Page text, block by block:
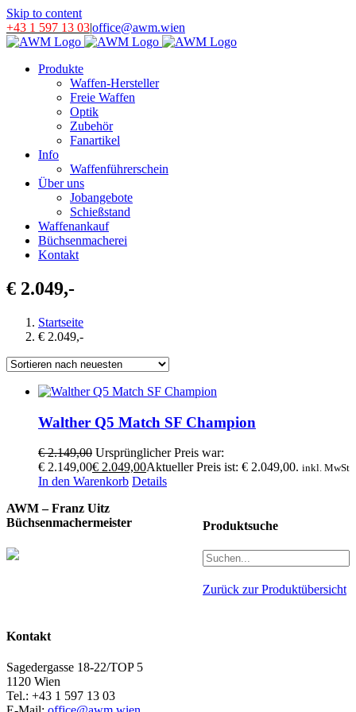
Skip to content
+43 1 597 13 03|office@awm.wien
Produkte
Waffen-Hersteller
Freie Waffen
Optik
Zubehör
Fanartikel
Info
Waffenführerschein
Über uns
Jobangebote
Schießstand
Waffenankauf
Büchsenmacherei
Kontakt
€ 2.049,-
Startseite
€ 2.049,-
Walther Q5 Match SF Champion
€2.149,00 Ursprünglicher Preis war:
€ 2.149,00€ 2.049,00Aktueller Preis ist: € 2.049,00. inkl. MwSt
In den Warenkorb Details
Produktsuche
Zurück zur Produktübersicht
AWM – Franz Uitz
Büchsenmachermeister
Kontakt
Sagedergasse 18-22/TOP 5
1120 Wien
Tel.: +43 1 597 13 03